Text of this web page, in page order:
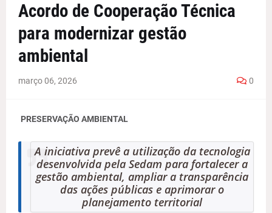
Acordo de Cooperação Técnica
para modernizar gestão
ambiental
março 06, 2026 0
PRESERVAÇÃO AMBIENTAL
A iniciativa prevê a utilização da tecnologia
desenvolvida pela Sedam para fortalecer a
gestão ambiental, ampliar a transparência
das ações públicas e aprimorar o
planejamento territorial